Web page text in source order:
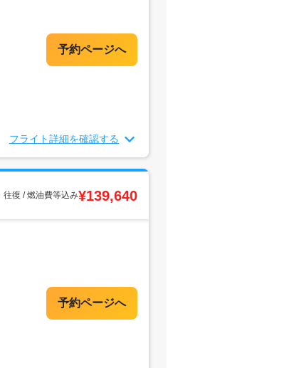
フライト詳細を確認する
往復 / 燃油費等込み¥139,640